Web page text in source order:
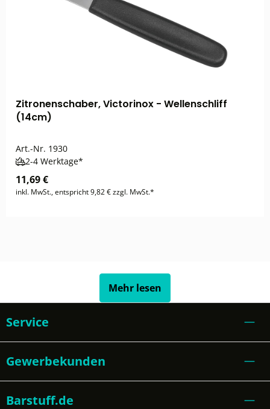
Zitronenschaber, Victorinox - Wellenschliff
(14cm)
Art.-Nr. 1930
2-4 Werktage*
11,69 €
inkl. MwSt., entspricht 9,82 € zzgl. MwSt.*
Mehr lesen
Service
Gewerbekunden
Barstuff.de